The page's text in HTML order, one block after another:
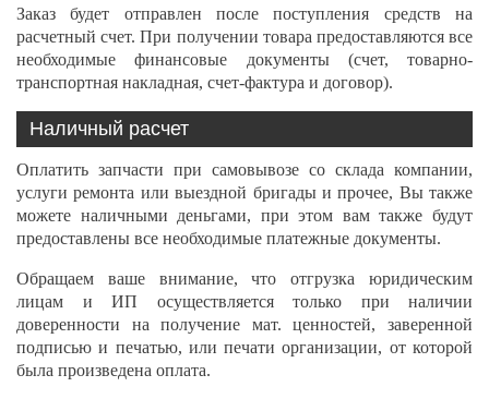
Заказ будет отправлен после поступления средств на
расчетный счет. При получении товара предоставляются все
необходимые финансовые документы (счет, товарно-
транспортная накладная, счет-фактура и договор).
Наличный расчет
Оплатить запчасти при самовывозе со склада компании,
услуги ремонта или выездной бригады и прочее, Вы также
можете наличными деньгами, при этом вам также будут
предоставлены все необходимые платежные документы.
Обращаем ваше внимание, что отгрузка юридическим
лицам и ИП осуществляется только при наличии
доверенности на получение мат. ценностей, заверенной
подписью и печатью, или печати организации, от которой
была произведена оплата.